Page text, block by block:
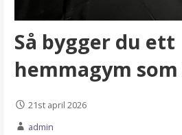
Så bygger du ett
hemmagym
21st april 2026
admin